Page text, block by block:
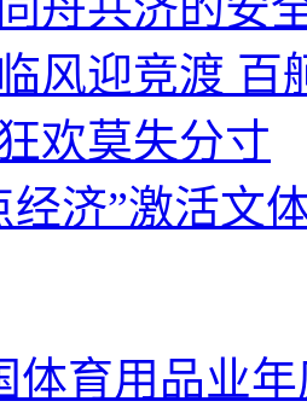
风迎竞渡 百
欢莫失分寸
经济”激活文
体育用品业